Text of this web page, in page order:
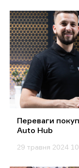
Переваги
Auto Hub
29 травня 2024